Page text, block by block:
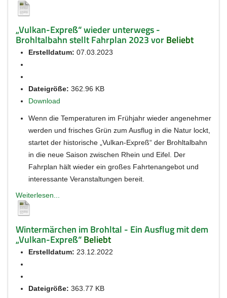
„Vulkan-Expreß“ wieder unterwegs -
Brohltalbahn stellt Fahrplan 2023 vorBeliebt
Erstelldatum: 07.03.2023
Dateigröße: 362.96 KB
Download
Wenn die Temperaturen im Frühjahr wieder angenehmer
werden und frisches Grün zum Ausflug in die Natur lockt,
startet der historische „Vulkan-Expreß“ der Brohltalbahn
in die neue Saison zwischen Rhein und Eifel. Der
Fahrplan hält wieder ein großes Fahrtenangebot und
interessante Veranstaltungen bereit.
Weiterlesen...
Wintermärchen im Brohltal - Ein Ausflug mit dem
„Vulkan-Expreß“Beliebt
Erstelldatum: 23.12.2022
Dateigröße: 363.77 KB